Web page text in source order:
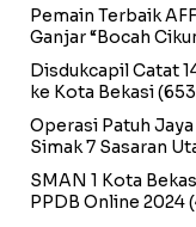
Pemain Terbaik
Ganjar “Bocah
Disdukcapil Catat
ke Kota Bekasi
Operasi Patuh
Simak 7 Sasaran
SMAN 1 Kota
PPDB Online 2024